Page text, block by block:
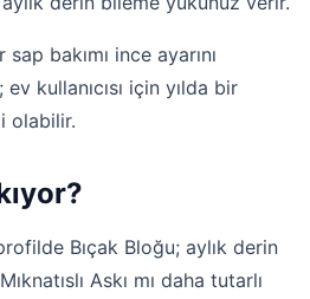
bakımı ince ayarını
kullanıcısı için yılda bir
olabilir.
Bıçak Bloğu; aylık derin
Askı mı daha tutarlı